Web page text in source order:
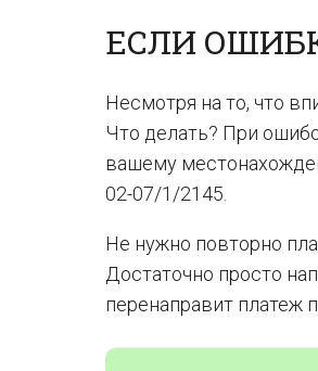
ЕСЛИ
Несмотря на то, что
Что делать? При
вашему
02-07/1/2145.
Не нужно повторно
Достаточно просто
перенаправит платеж